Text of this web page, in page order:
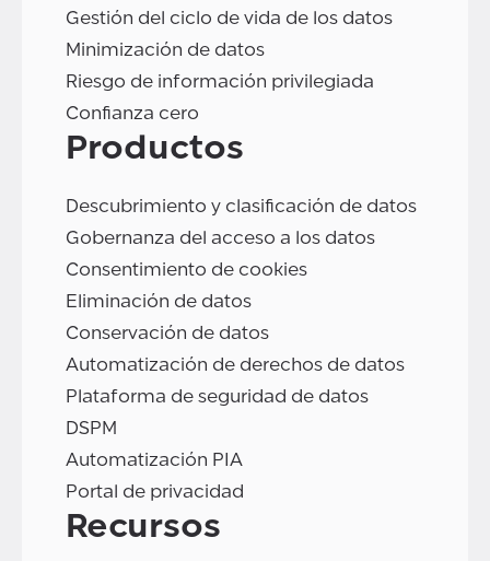
Gestión del ciclo de vida de los datos
Minimización de datos
Riesgo de información privilegiada
Confianza cero
Productos
Descubrimiento y clasificación de datos
Gobernanza del acceso a los datos
Consentimiento de cookies
Eliminación de datos
Conservación de datos
Automatización de derechos de datos
Plataforma de seguridad de datos
DSPM
Automatización PIA
Portal de privacidad
Recursos